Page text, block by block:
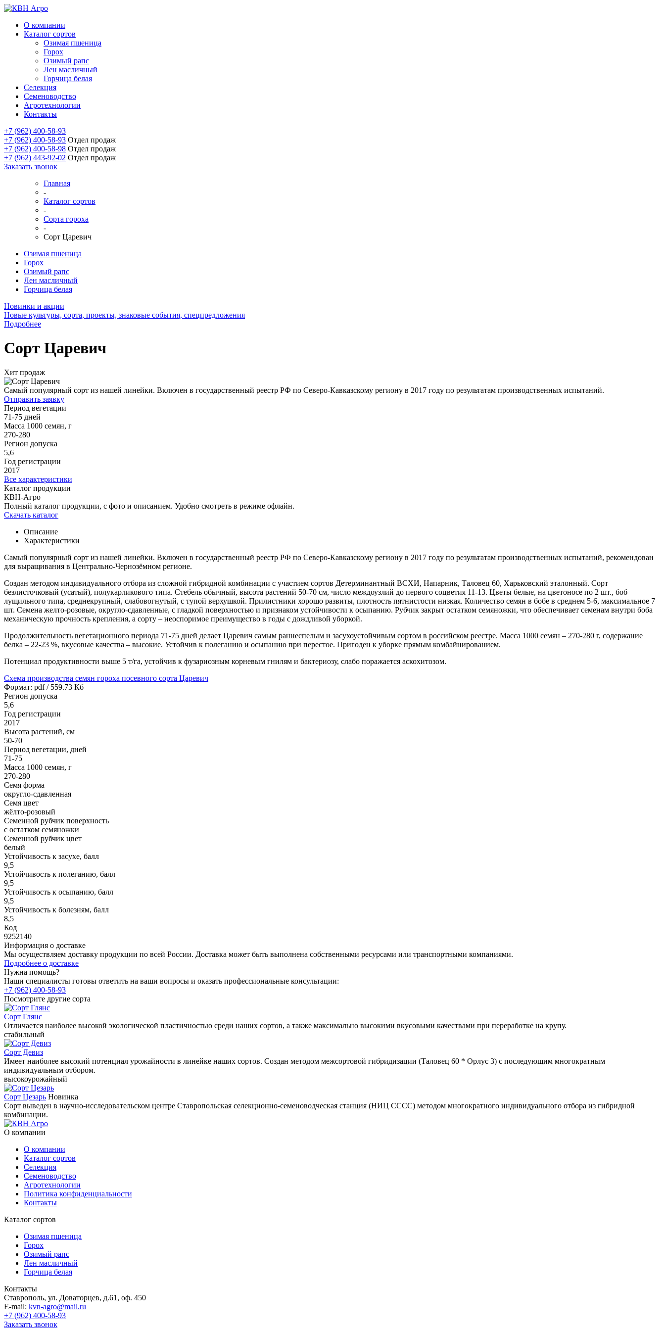
О компании
Каталог сортов
Озимая пшеница
Горох
Озимый рапс
Лен масличный
Горчица белая
Селекция
Семеноводство
Агротехнологии
Контакты
+7 (962) 400-58-93
+7 (962) 400-58-93 Отдел продаж
+7 (962) 400-58-98 Отдел продаж
+7 (962) 443-92-02 Отдел продаж
Заказать звонок
Главная
-
Каталог сортов
-
Сорта гороха
-
Сорт Царевич
Озимая пшеница
Горох
Озимый рапс
Лен масличный
Горчица белая
Новинки и акции
Новые культуры, сорта, проекты, знаковые события, спецпредложения
Подробнее
Сорт Царевич
Хит продаж
Самый популярный сорт из нашей линейки. Включен в государственный реестр РФ по Северо-Кавказскому региону в 2017 году по результатам производственных испытаний.
Отправить заявку
Период вегетации
71-75 дней
Масса 1000 семян, г
270-280
Регион допуска
5,6
Год регистрации
2017
Все характеристики
Каталог продукции
КВН-Агро
Полный каталог продукции, с фото и описанием. Удобно смотреть в режиме офлайн.
Скачать каталог
Описание
Характеристики
Самый популярный сорт из нашей линейки. Включен в государственный реестр РФ по Северо-Кавказскому региону в 2017 году по результатам производственных испытаний, рекомендован
для выращивания в Центрально-Чернозёмном регионе.
Создан методом индивидуального отбора из сложной гибридной комбинации с участием сортов Детерминантный ВСХИ, Напарник, Таловец 60, Харьковский эталонный. Сорт
безлисточковый (усатый), полукарликового типа. Стебель обычный, высота растений 50-70 см, число междоузлий до первого соцветия 11-13. Цветы белые, на цветоносе по 2 шт., боб
лущильного типа, среднекрупный, слабовогнутый, с тупой верхушкой. Прилистники хорошо развиты, плотность пятнистости низкая. Количество семян в бобе в среднем 5-6, максимальное 7
шт. Семена желто-розовые, округло-сдавленные, с гладкой поверхностью и признаком устойчивости к осыпанию. Рубчик закрыт остатком семяножки, что обеспечивает семенам внутри боба
механическую прочность крепления, а сорту – неоспоримое преимущество в годы с дождливой уборкой.
Продолжительность вегетационного периода 71-75 дней делает Царевич самым раннеспелым и засухоустойчивым сортом в российском реестре. Масса 1000 семян – 270-280 г, содержание
белка – 22-23 %, вкусовые качества – высокие. Устойчив к полеганию и осыпанию при перестое. Пригоден к уборке прямым комбайнированием.
Потенциал продуктивности выше 5 т/га, устойчив к фузариозным корневым гнилям и бактериозу, слабо поражается аскохитозом.
Схема производства семян гороха посевного сорта Царевич
Формат: pdf / 559.73 Кб
Регион допуска
5,6
Год регистрации
2017
Высота растений, см
50-70
Период вегетации, дней
71-75
Масса 1000 семян, г
270-280
Семя форма
округло-сдавленная
Семя цвет
жёлто-розовый
Семенной рубчик поверхность
с остатком семяножки
Семенной рубчик цвет
белый
Устойчивость к засухе, балл
9,5
Устойчивость к полеганию, балл
9,5
Устойчивость к осыпанию, балл
9,5
Устойчивость к болезням, балл
8,5
Код
9252140
Информация о доставке
Мы осуществляем доставку продукции по всей России. Доставка может быть выполнена собственными ресурсами или транспортными компаниями.
Подробнее о доставке
Нужна помощь?
Наши специалисты готовы ответить на ваши вопросы и оказать профессиональные консультации:
+7 (962) 400-58-93
Посмотрите другие сорта
Сорт Глянс
Отличается наиболее высокой экологической пластичностью среди наших сортов, а также максимально высокими вкусовыми качествами при переработке на крупу.
стабильный
Сорт Девиз
Имеет наиболее высокий потенциал урожайности в линейке наших сортов. Создан методом межсортовой гибридизации (Таловец 60 * Орлус 3) с последующим многократным
индивидуальным отбором.
высокоурожайный
Сорт Цезарь Новинка
Сорт выведен в научно-исследовательском центре Ставропольская селекционно-семеноводческая станция (НИЦ СССС) методом многократного индивидуального отбора из гибридной
комбинации.
О компании
О компании
Каталог сортов
Селекция
Семеноводство
Агротехнологии
Политика конфиденциальности
Контакты
Каталог сортов
Озимая пшеница
Горох
Озимый рапс
Лен масличный
Горчица белая
Контакты
Ставрополь, ул. Доваторцев, д.61, оф. 450
E-mail: kvn-agro@mail.ru
+7 (962) 400-58-93
Заказать звонок